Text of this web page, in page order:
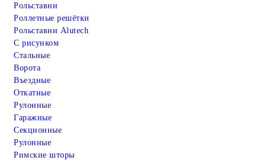
Рольставни
Роллетные решётки
Рольставни Alutech
С рисунком
Стальные
Ворота
Въездные
Откатные
Рулонные
Гаражные
Cекционные
Рулонные
Римские шторы